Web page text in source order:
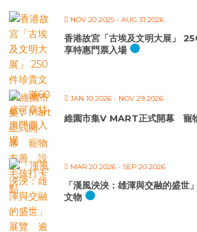
NOV 20 2025 - AUG 31 2026
香港故宮「古埃及文明大展」
享特惠門票入場
JAN 10 2026 - NOV 29 2026
維園市集V MART正式開幕 寵
MAR 20 2026 - SEP 20 2026
「漢風泱泱：雄渾與交融的盛
文物